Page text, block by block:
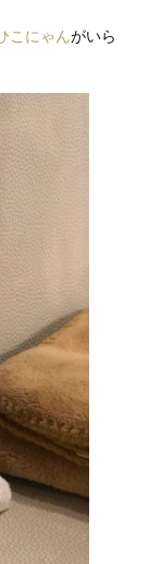
こにゃんがいら